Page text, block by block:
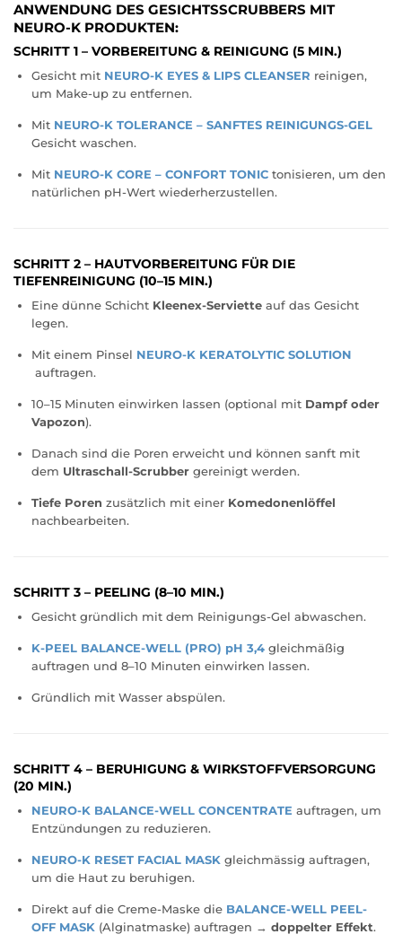
ANWENDUNG DES GESICHTSSCRUBBERS MIT
NEURO-K PRODUKTEN:
SCHRITT 1 – VORBEREITUNG & REINIGUNG (5 MIN.)
Gesicht mit NEURO-K EYES & LIPS CLEANSER reinigen,
um Make-up zu entfernen.
Mit NEURO-K TOLERANCE – SANFTES REINIGUNGS-GEL
Gesicht waschen.
Mit NEURO-K CORE – CONFORT TONIC tonisieren, um den
natürlichen pH-Wert wiederherzustellen.
SCHRITT 2 – HAUTVORBEREITUNG FÜR DIE
TIEFENREINIGUNG (10–15 MIN.)
Eine dünne Schicht Kleenex-Serviette auf das Gesicht
legen.
Mit einem Pinsel NEURO-K KERATOLYTIC SOLUTION
auftragen.
10–15 Minuten einwirken lassen (optional mit Dampf oder
Vapozon).
Danach sind die Poren erweicht und können sanft mit
dem Ultraschall-Scrubber gereinigt werden.
Tiefe Poren zusätzlich mit einer Komedonenlöffel
nachbearbeiten.
SCHRITT 3 – PEELING (8–10 MIN.)
Gesicht gründlich mit dem Reinigungs-Gel abwaschen.
K-PEEL BALANCE-WELL (PRO) pH 3,4 gleichmäßig
auftragen und 8–10 Minuten einwirken lassen.
Gründlich mit Wasser abspülen.
SCHRITT 4 – BERUHIGUNG & WIRKSTOFFVERSORGUNG
(20 MIN.)
NEURO-K BALANCE-WELL CONCENTRATE auftragen, um
Entzündungen zu reduzieren.
NEURO-K RESET FACIAL MASK gleichmässig auftragen,
um die Haut zu beruhigen.
Direkt auf die Creme-Maske die BALANCE-WELL PEEL-
OFF MASK (Alginatmaske) auftragen → doppelter Effekt.